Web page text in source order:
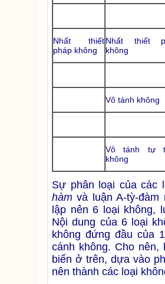
Nhất thiết
pháp không
Nhất thiết
không
Vô tánh không
Vô tánh tự
không
Sự phân loại của các
hàm và luận A-tỳ-
lập nên 6 loại không,
Nội dung của 6 loại
không đứng đầu của
cánh không. Cho
biến ở trên, dựa vào
nên thành các loại